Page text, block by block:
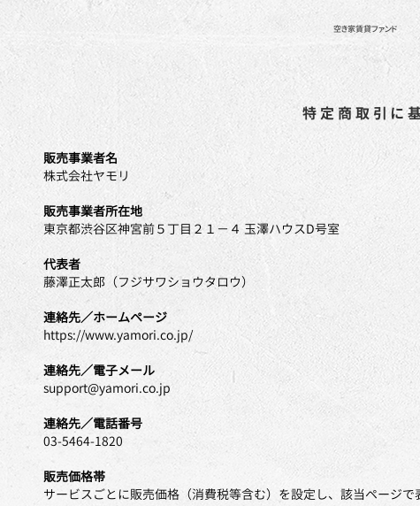
空き家賃貸ファンド
特定商取引に
販売事業者名
株式会社ヤモリ
販売事業者所在地
東京都渋谷区神宮前５丁目２１−４ 玉澤ハウスD号室
代表者
藤澤正太郎（フジサワショウタロウ）
連絡先／ホームページ
https://www.yamori.co.jp/
連絡先／電子メール
support@yamori.co.jp
連絡先／電話番号
03-5464-1820
販売価格帯
サービスごとに販売価格（消費税等含む）を設定し、該当ページで